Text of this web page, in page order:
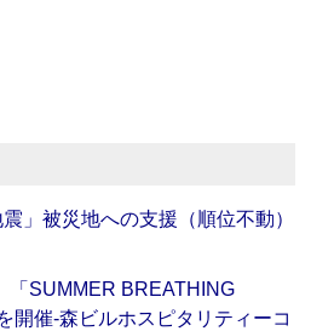
」被災地への支援（順位不動）
「SUMMER BREATHING
開催‐森ビルホスピタリティーコ